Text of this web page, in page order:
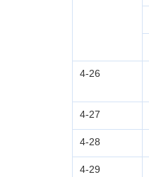
4-26
4-27
4-28
4-29